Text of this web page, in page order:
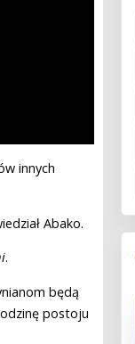
innych
Abako.
.
będą
postoju